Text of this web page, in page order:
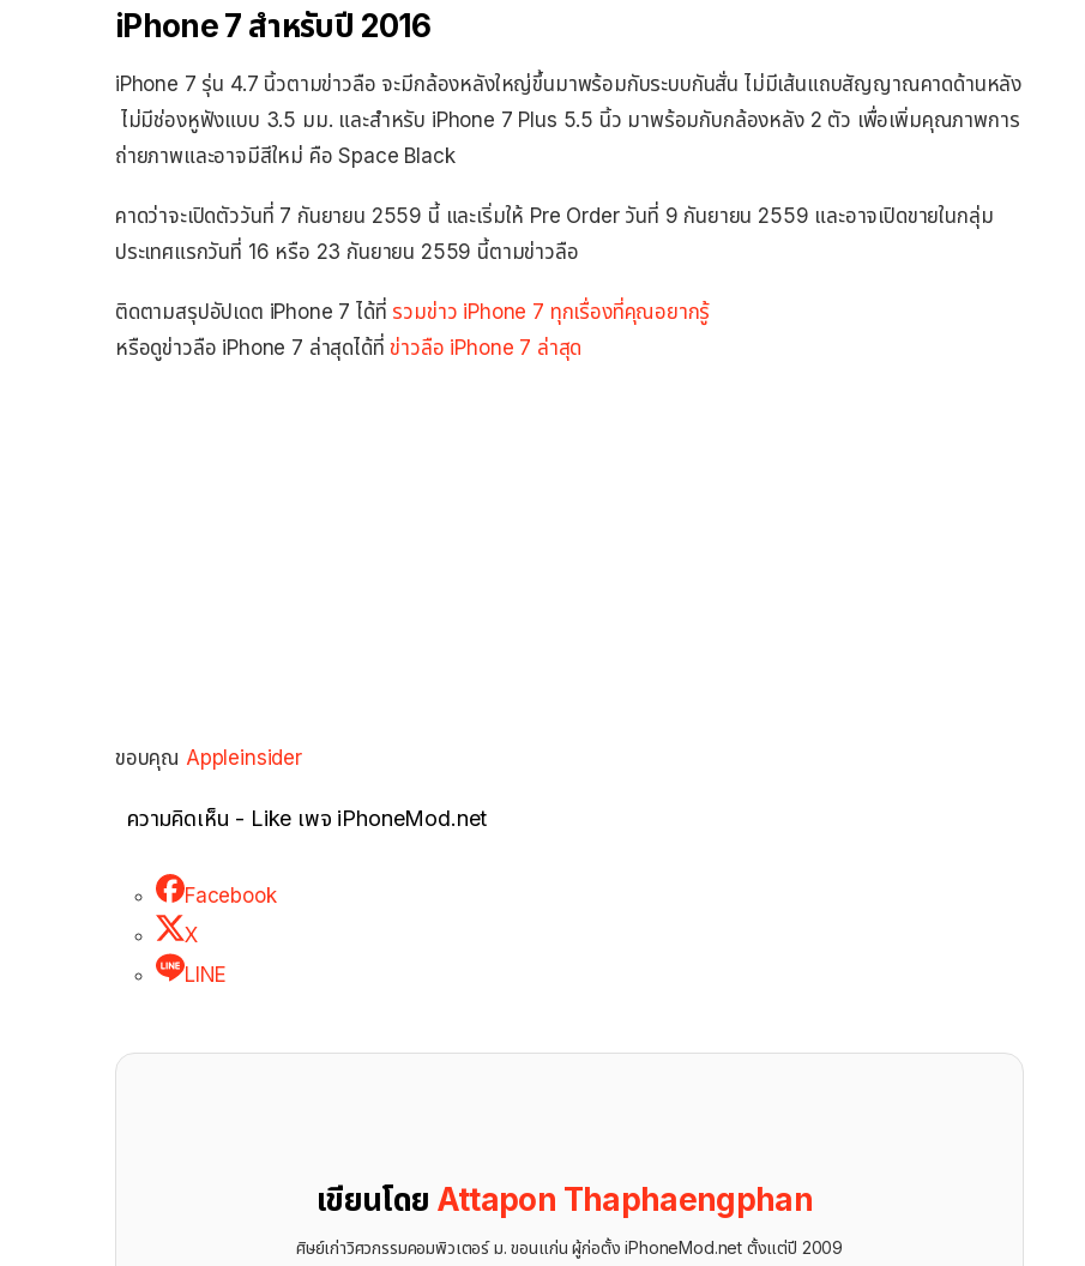
iPhone 7 สำหรับปี 2016
iPhone 7 รุ่น 4.7 นิ้วตามข่าวลือ จะมีกล้องหลังใหญ่ขึ้นมาพร้อมกับระบบกันสั่น ไม่มีเส้นแถบสัญญาณคาดด้านหลัง
ไม่มีช่องหูฟังแบบ 3.5 มม. และสำหรับ iPhone 7 Plus 5.5 นิ้ว มาพร้อมกับกล้องหลัง 2 ตัว เพื่อเพิ่มคุณภาพการ
ถ่ายภาพและอาจมีสีใหม่ คือ Space Black
คาดว่าจะเปิดตัววันที่ 7 กันยายน 2559 นี้ และเริ่มให้ Pre Order วันที่ 9 กันยายน 2559 และอาจเปิดขายในกลุ่ม
ประเทศแรกวันที่ 16 หรือ 23 กันยายน 2559 นี้ตามข่าวลือ
ติดตามสรุปอัปเดต iPhone 7 ได้ที่ รวมข่าว iPhone 7 ทุกเรื่องที่คุณอยากรู้
หรือดูข่าวลือ iPhone 7 ล่าสุดได้ที่ข่าวลือ iPhone 7 ล่าสุด
ขอบคุณ Appleinsider
ความคิดเห็น - Like เพจ iPhoneMod.net
Facebook
X
LINE
เขียนโดย Attapon Thaphaengphan
ศิษย์เก่าวิศวกรรมคอมพิวเตอร์ ม. ขอนแก่น ผู้ก่อตั้ง iPhoneMod.net ตั้งแต่ปี 2009